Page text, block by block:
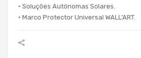
• Soluções Autónomas Solares.
• Marco Protector Universal WALL’ART.